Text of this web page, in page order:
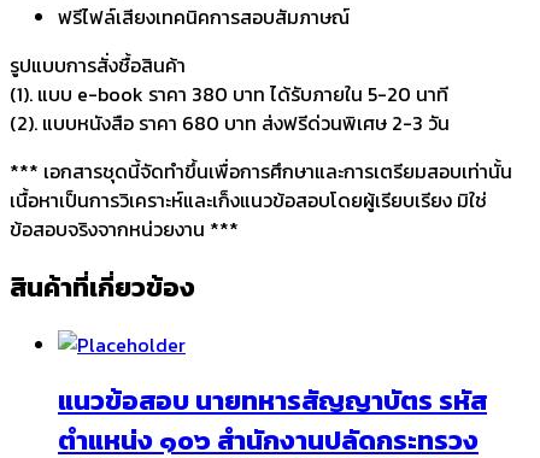
ฟรีไฟล์เสียงเทคนิคการสอบสัมภาษณ์
รูปแบบการสั่งชื้อสินค้า
(1). แบบ e-book ราคา 380 บาท ได้รับภายใน 5-20 นาที
(2). แบบหนังสือ ราคา 680 บาท ส่งฟรีด่วนพิเศษ 2-3 วัน
*** เอกสารชุดนี้จัดทำขึ้นเพื่อการศึกษาและการเตรียมสอบเท่านั้น
เนื้อหาเป็นการวิเคราะห์และเก็งแนวข้อสอบโดยผู้เรียบเรียง มิใช่
ข้อสอบจริงจากหน่วยงาน ***
สินค้าที่เกี่ยวข้อง
แนวข้อสอบ นายทหารสัญญาบัตร รหัส
ตำแหน่ง ๑๐๖ สำนักงานปลัดกระทรวง